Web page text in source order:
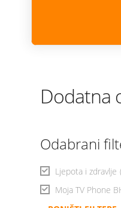
Dodatna
Odabrani
Ljepota i zdravlje
Moja TV Phone